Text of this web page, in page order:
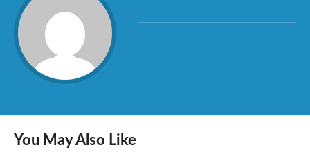
You May Also Like